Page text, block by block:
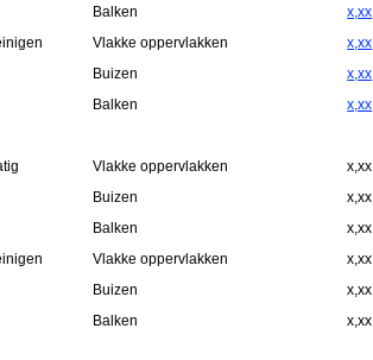
Balken
x,xx
Vlakke oppervlakken x,xx
Buizen
x,xx
Balken
x,xx
Vlakke oppervlakken x,xx
Buizen
x,xx
Balken
x,xx
Vlakke oppervlakken x,xx
Buizen
x,xx
Balken
x,xx